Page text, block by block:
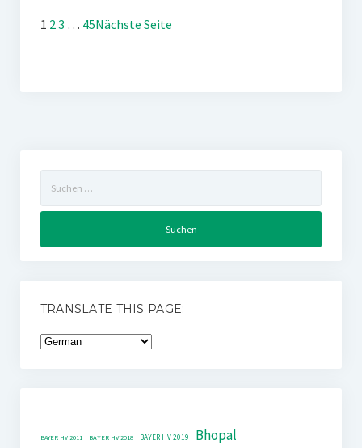
1 23 … 45Nächste Seite
nach:
TRANSLATE THIS PAGE:
BAYER HV 2011 BAYER HV 2018 BAYER HV 2019 Bhopal